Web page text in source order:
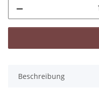
Beschreibung